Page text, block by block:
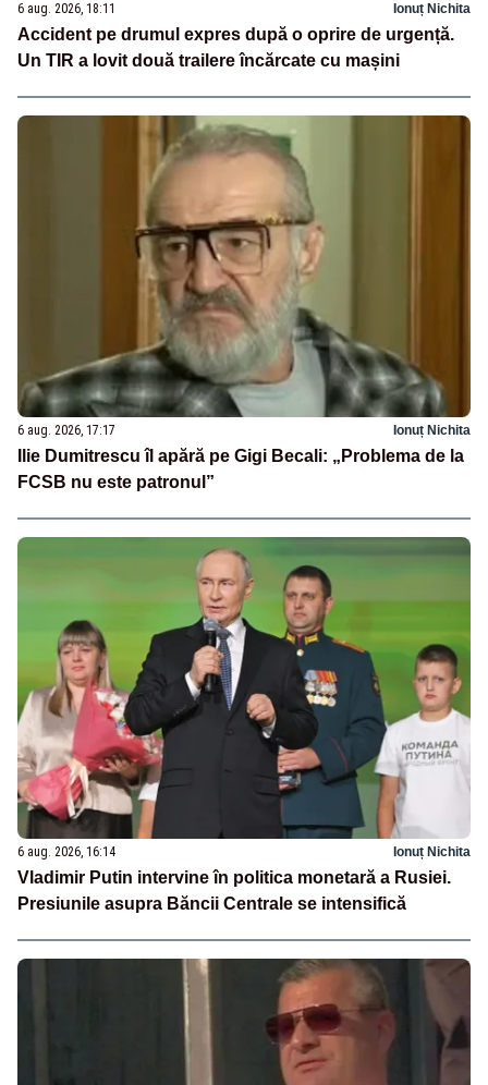
6 aug. 2026, 18:11 Ionuț Nichita
Accident pe drumul expres după o oprire de urgență.
Un TIR a lovit două trailere încărcate cu mașini
6 aug. 2026, 17:17 Ionuț Nichita
Ilie Dumitrescu îl apără pe Gigi Becali: „Problema de la
FCSB nu este patronul”
6 aug. 2026, 16:14 Ionuț Nichita
Vladimir Putin intervine în politica monetară a Rusiei.
Presiunile asupra Băncii Centrale se intensifică